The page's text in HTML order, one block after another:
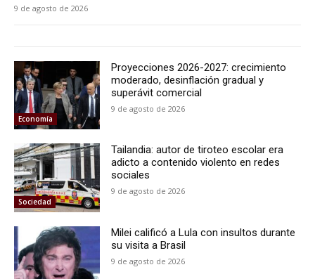
9 de agosto de 2026
Economía
Proyecciones 2026-2027: crecimiento
moderado, desinflación gradual y
superávit comercial
9 de agosto de 2026
Sociedad
Tailandia: autor de tiroteo escolar era
adicto a contenido violento en redes
sociales
9 de agosto de 2026
Milei calificó a Lula con insultos durante
su visita a Brasil
9 de agosto de 2026